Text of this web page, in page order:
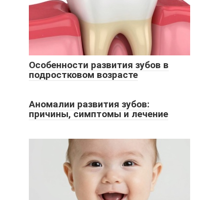
Особенности развития зубов в
подростковом возрасте
Аномалии развития зубов:
причины, симптомы и лечение